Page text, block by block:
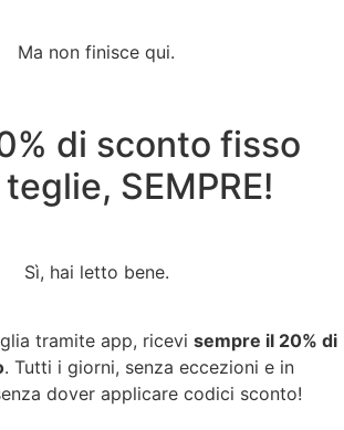
Ma non finisce qui.
di sconto fisso
SEMPRE!
Sì, hai letto bene.
tramite app, ricevi sempre il 20% di
. Tutti i giorni, senza eccezioni e in
dover applicare codici sconto!